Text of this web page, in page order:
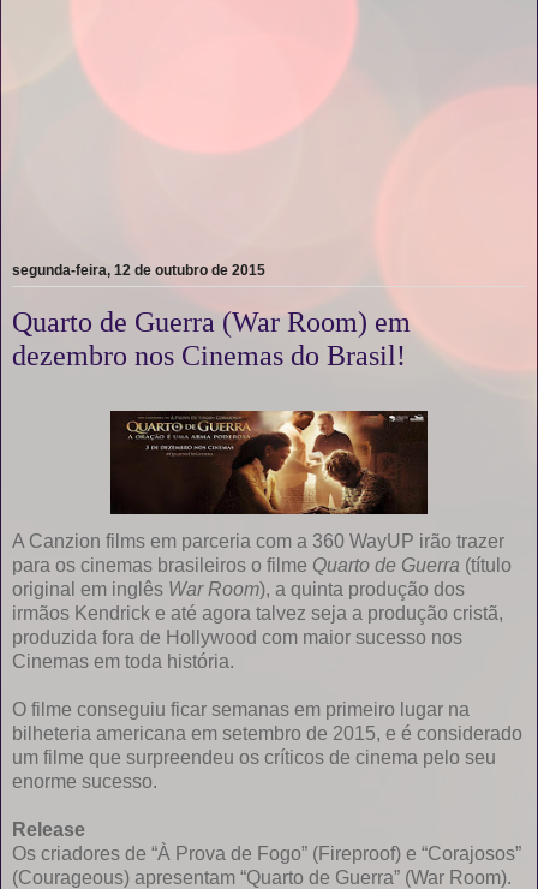
segunda-feira, 12 de outubro de 2015
Quarto de Guerra (War Room) em
dezembro nos Cinemas do Brasil!
A Canzion films em parceria com a 360 WayUP irão trazer
para os cinemas brasileiros o filme Quarto de Guerra (título
original em inglês War Room), a quinta produção dos
irmãos Kendrick e até agora talvez seja a produção cristã,
produzida fora de Hollywood com maior sucesso nos
Cinemas em toda história.
O filme conseguiu ficar semanas em primeiro lugar na
bilheteria americana em setembro de 2015, e é considerado
um filme que surpreendeu os críticos de cinema pelo seu
enorme sucesso.
Release
Os criadores de “À Prova de Fogo” (Fireproof) e “Corajosos”
(Courageous) apresentam “Quarto de Guerra” (War Room).